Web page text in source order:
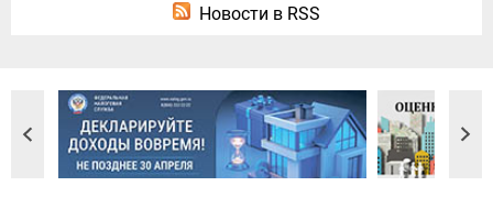
Новости в RSS